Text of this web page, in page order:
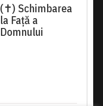
(✝) Schimbarea
la Față a
Domnului